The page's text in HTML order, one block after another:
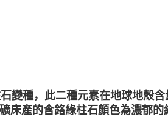
變種，此二種元素在地球地殼
床產的含鉻綠柱石顏色為濃郁